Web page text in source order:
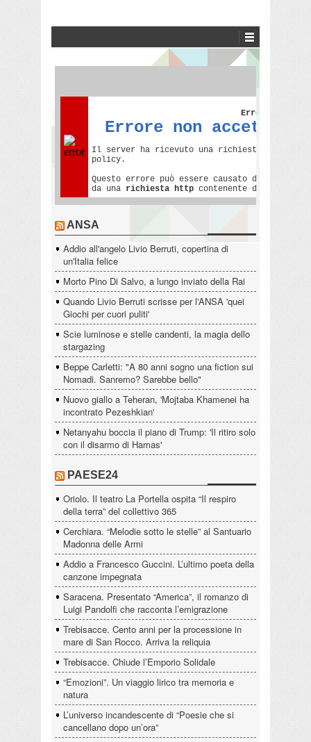
ANSA
Addio all'angelo Livio Berruti, copertina di
un'Italia felice
Morto Pino Di Salvo, a lungo inviato della Rai
Quando Livio Berruti scrisse per l'ANSA 'quei
Giochi per cuori puliti'
Scie luminose e stelle candenti, la magia dello
stargazing
Beppe Carletti: "A 80 anni sogno una fiction sui
Nomadi. Sanremo? Sarebbe bello"
Nuovo giallo a Teheran, 'Mojtaba Khamenei ha
incontrato Pezeshkian'
Netanyahu boccia il piano di Trump: 'Il ritiro solo
con il disarmo di Hamas'
PAESE24
Oriolo. Il teatro La Portella ospita “Il respiro
della terra” del collettivo 365
Cerchiara. “Melodie sotto le stelle” al Santuario
Madonna delle Armi
Addio a Francesco Guccini. L’ultimo poeta della
canzone impegnata
Saracena. Presentato “America”, il romanzo di
Luigi Pandolfi che racconta l’emigrazione
Trebisacce. Cento anni per la processione in
mare di San Rocco. Arriva la reliquia
Trebisacce. Chiude l’Emporio Solidale
“Emozioni”. Un viaggio lirico tra memoria e
natura
L’universo incandescente di “Poesie che si
cancellano dopo un’ora”